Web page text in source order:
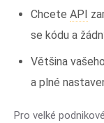
Chcete API
se kódu a
Většina
a plné
Pro velké